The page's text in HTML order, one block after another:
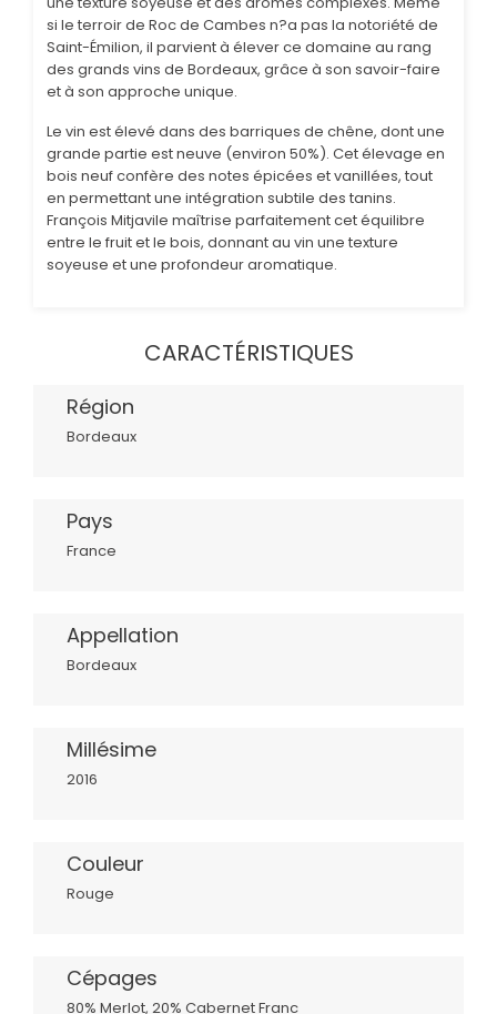
si le terroir de Roc de Cambes n?a pas la notoriété de
Saint-Émilion, il parvient à élever ce domaine au rang
des grands vins de Bordeaux, grâce à son savoir-faire
et à son approche unique.
Le vin est élevé dans des barriques de chêne, dont une
grande partie est neuve (environ 50%). Cet élevage en
bois neuf confère des notes épicées et vanillées, tout
en permettant une intégration subtile des tanins.
François Mitjavile maîtrise parfaitement cet équilibre
entre le fruit et le bois, donnant au vin une texture
soyeuse et une profondeur aromatique.
CARACTÉRISTIQUES
Région
Bordeaux
Pays
France
Appellation
Bordeaux
Millésime
2016
Couleur
Rouge
Cépages
80% Merlot, 20% Cabernet Franc